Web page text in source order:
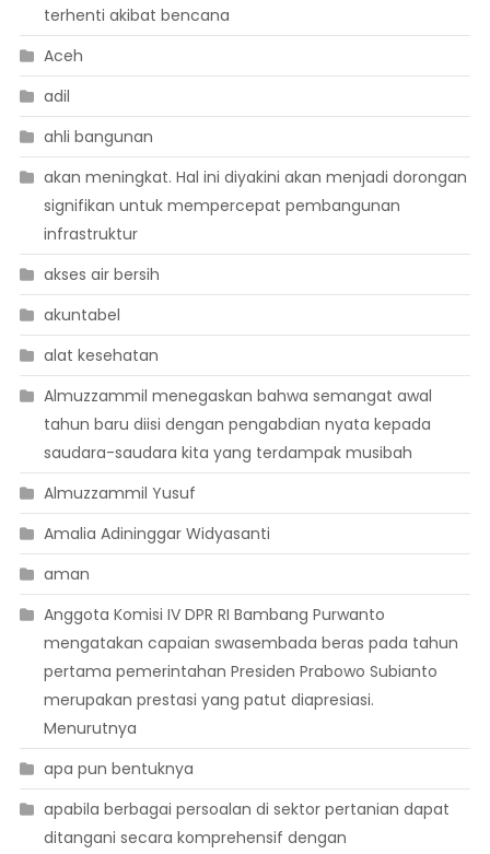
terhenti akibat bencana
Aceh
adil
ahli bangunan
akan meningkat. Hal ini diyakini akan menjadi dorongan
signifikan untuk mempercepat pembangunan
infrastruktur
akses air bersih
akuntabel
alat kesehatan
Almuzzammil menegaskan bahwa semangat awal
tahun baru diisi dengan pengabdian nyata kepada
saudara-saudara kita yang terdampak musibah
Almuzzammil Yusuf
Amalia Adininggar Widyasanti
aman
Anggota Komisi IV DPR RI Bambang Purwanto
mengatakan capaian swasembada beras pada tahun
pertama pemerintahan Presiden Prabowo Subianto
merupakan prestasi yang patut diapresiasi.
Menurutnya
apa pun bentuknya
apabila berbagai persoalan di sektor pertanian dapat
ditangani secara komprehensif dengan